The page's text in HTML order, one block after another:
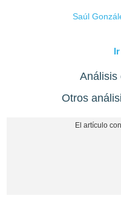
Saúl
Análisis
Otros